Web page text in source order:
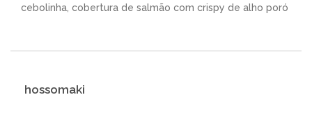
cebolinha, cobertura de salmão com crispy de alho poró
hossomaki